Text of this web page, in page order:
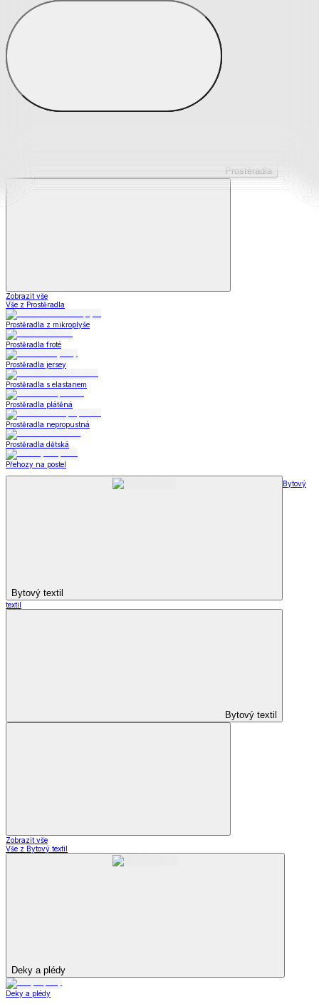
Prostěradla z mikroplyše
Prostěradla froté
Prostěradla
Zobrazit vše
Vše z Prostěradla
Prostěradla z mikroplyše
Prostěradla froté
Prostěradla jersey
Prostěradla s elastanem
Prostěradla plátěná
Prostěradla nepropustná
Prostěradla dětská
Přehozy na postel
Bytový textil
Bytový
textil
Bytový textil
Zobrazit vše
Vše z Bytový textil
Deky a plédy
Deky a plédy